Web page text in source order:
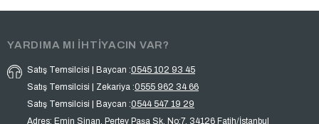
YARDIMA MI İHTİYACIN VAR?
Satış Temsilcisi | Baycan :0545 102 93 45
Satış Temsilcisi | Zekariya :0555 962 34 66
Satış Temsilcisi | Baycan :0544 547 19 29
Adres: Emin Sinan, Pertev Paşa Sk. No:7, 34126 Fatih/İstanbul